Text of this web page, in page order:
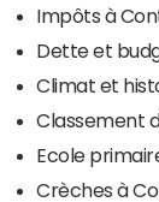
Impôts à
Dette et
Climat et
Classement
Ecole
Crèches à